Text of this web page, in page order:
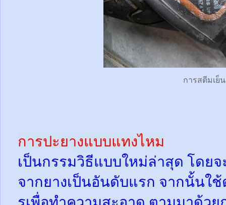
การสตีมเย็น
การปะยางแบบแทงไหม
เป็นกรรมวิธีแบบใหม่ล่าสุด โดย
จากยางเป็นอันดับแรก จากนั้นใ